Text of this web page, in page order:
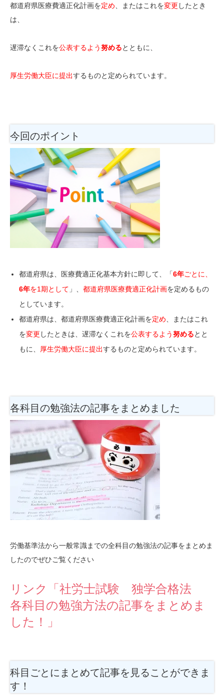
都道府県医療費適正化計画を定め 、またはこれを変更 したとき
は、
遅滞なくこれを公表するよう努めるとともに、
厚生労働大臣に提出するものと定められています。
今回のポイント
都道府県は、医療費適正化基本方針に即して、 「6年ごとに、
6年を1期として 」、都道府県医療費適正化計画を定めるもの
としています。
都道府県は、都道府県医療費適正化計画を定め 、またはこれ
を変更 したときは、遅滞なくこれを公表するよう努めるとと
もに、 厚生労働大臣に提出するものと定められています。
各科目の勉強法の記事をまとめました
労働基準法から一般常識までの全科目の勉強法の記事をまとめま
したのでぜひご覧ください
リンク「社労士試験 独学合格法
各科目の勉強方法の記事をまとめま
した！」
科目ごとにまとめて記事を見ることができま
す！